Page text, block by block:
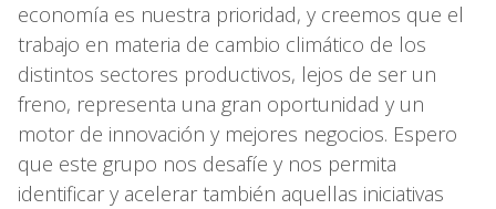
economía es nuestra prioridad, y creemos que el
trabajo en materia de cambio climático de los
distintos sectores productivos, lejos de ser un
freno, representa una gran oportunidad y un
motor de innovación y mejores negocios. Espero
que este grupo nos desafíe y nos permita
identificar y acelerar también aquellas iniciativas